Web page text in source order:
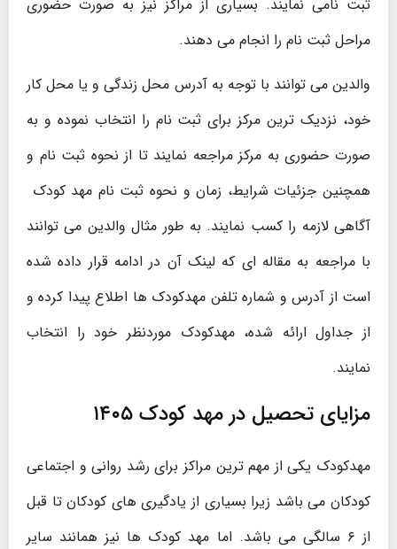
ثبت نامی نمایند. بسیاری از مراکز نیز به صورت حضوری
مراحل ثبت نام را انجام می دهند.
والدین می توانند با توجه به آدرس محل زندگی و یا محل کار
خود، نزدیک ترین مرکز برای ثبت نام را انتخاب نموده و به
صورت حضوری به مرکز مراجعه نمایند تا از نحوه ثبت نام و
همچنین جزئیات شرایط، زمان و نحوه ثبت نام مهد کودک
آگاهی لازمه را کسب نمایند. به طور مثال والدین می توانند
با مراجعه به مقاله ای که لینک آن در ادامه قرار داده شده
است از آدرس و شماره تلفن مهدکودک ها اطلاع پیدا کرده و
از جداول ارائه شده، مهدکودک موردنظر خود را انتخاب
نمایند.
مزایای تحصیل در مهد کودک ۱۴۰۵
مهدکودک یکی از مهم ترین مراکز برای رشد روانی و اجتماعی
کودکان می باشد زیرا بسیاری از یادگیری های کودکان تا قبل
از ۶ سالگی می باشد. اما مهد کودک ها نیز همانند سایر